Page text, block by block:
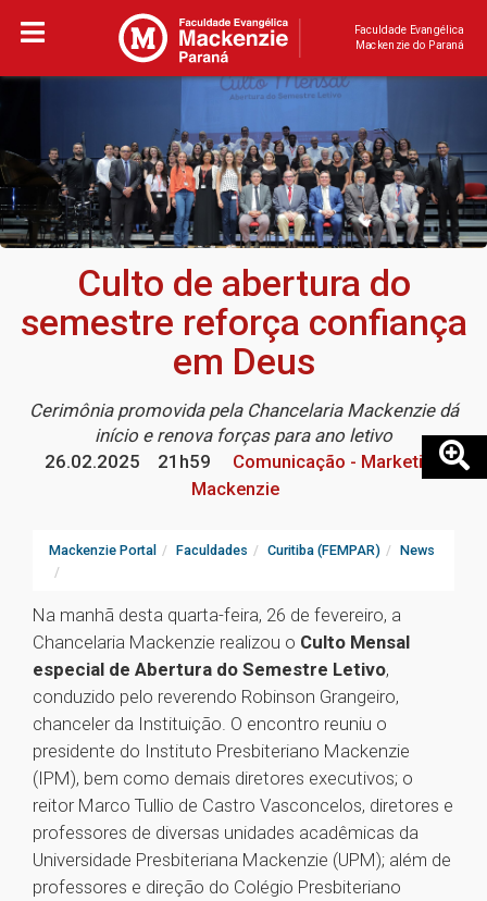
Faculdade Evangélica
Mackenzie do Paraná
Culto de abertura do
semestre reforça confiança
em Deus
Cerimônia promovida pela Chancelaria Mackenzie dá
início e renova forças para ano letivo
26.02.2025
21h59
Comunicação - Marketing
Mackenzie
Mackenzie Portal Faculdades Curitiba (FEMPAR) News
Na manhã desta quarta-feira, 26 de fevereiro, a
Chancelaria Mackenzie realizou o Culto Mensal
especial de Abertura do Semestre Letivo,
conduzido pelo reverendo Robinson Grangeiro,
chanceler da Instituição. O encontro reuniu o
presidente do Instituto Presbiteriano Mackenzie
(IPM), bem como demais diretores executivos; o
reitor Marco Tullio de Castro Vasconcelos, diretores e
professores de diversas unidades acadêmicas da
Universidade Presbiteriana Mackenzie (UPM); além de
professores e direção do Colégio Presbiteriano